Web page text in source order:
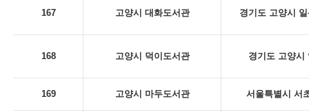
167 고양시 대화도서관 경기도 고양시
168 고양시 덕이도서관 경기도 고양시
169 고양시 마두도서관 서울특별시 서